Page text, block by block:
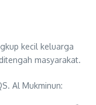
kecil keluarga
masyarakat.
Al Mukminun: